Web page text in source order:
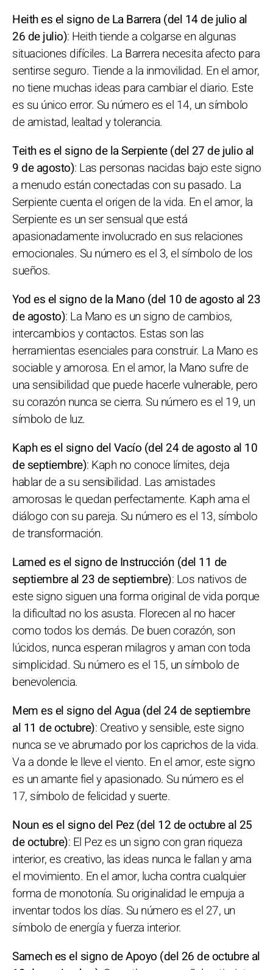
Heith es el signo de La Barrera (del 14 de julio al
26 de julio): Heith tiende a colgarse en algunas
situaciones difíciles. La Barrera necesita afecto para
sentirse seguro. Tiende a la inmovilidad. En el amor,
no tiene muchas ideas para cambiar el diario. Este
es su único error. Su número es el 14, un símbolo
de amistad, lealtad y tolerancia.
Teith es el signo de la Serpiente (del 27 de julio al
9 de agosto): Las personas nacidas bajo este signo
a menudo están conectadas con su pasado. La
Serpiente cuenta el origen de la vida. En el amor, la
Serpiente es un ser sensual que está
apasionadamente involucrado en sus relaciones
emocionales. Su número es el 3, el símbolo de los
sueños.
Yod es el signo de la Mano (del 10 de agosto al 23
de agosto): La Mano es un signo de cambios,
intercambios y contactos. Estas son las
herramientas esenciales para construir. La Mano es
sociable y amorosa. En el amor, la Mano sufre de
una sensibilidad que puede hacerle vulnerable, pero
su corazón nunca se cierra. Su número es el 19, un
símbolo de luz.
Kaph es el signo del Vacío (del 24 de agosto al 10
de septiembre): Kaph no conoce límites, deja
hablar de a su sensibilidad. Las amistades
amorosas le quedan perfectamente. Kaph ama el
diálogo con su pareja. Su número es el 13, símbolo
de transformación.
Lamed es el signo de Instrucción (del 11 de
septiembre al 23 de septiembre): Los nativos de
este signo siguen una forma original de vida porque
la dificultad no los asusta. Florecen al no hacer
como todos los demás. De buen corazón, son
lúcidos, nunca esperan milagros y aman con toda
simplicidad. Su número es el 15, un símbolo de
benevolencia.
Mem es el signo del Agua (del 24 de septiembre
al 11 de octubre): Creativo y sensible, este signo
nunca se ve abrumado por los caprichos de la vida.
Va a donde le lleve el viento. En el amor, este signo
es un amante fiel y apasionado. Su número es el
17, símbolo de felicidad y suerte.
Noun es el signo del Pez (del 12 de octubre al 25
de octubre): El Pez es un signo con gran riqueza
interior, es creativo, las ideas nunca le fallan y ama
el movimiento. En el amor, lucha contra cualquier
forma de monotonía. Su originalidad le empuja a
inventar todos los días. Su número es el 27, un
símbolo de energía y fuerza interior.
Samech es el signo de Apoyo (del 26 de octubre al